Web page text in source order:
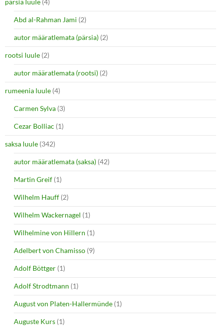
pärsia luule (4)
Abd al-Rahman Jami (2)
autor määratlemata (pärsia) (2)
rootsi luule (2)
autor määratlemata (rootsi) (2)
rumeenia luule (4)
Carmen Sylva (3)
Cezar Bolliac (1)
saksa luule (342)
autor määratlemata (saksa) (42)
Martin Greif (1)
Wilhelm Hauff (2)
Wilhelm Wackernagel (1)
Wilhelmine von Hillern (1)
Adelbert von Chamisso (9)
Adolf Böttger (1)
Adolf Strodtmann (1)
August von Platen-Hallermünde (1)
Auguste Kurs (1)